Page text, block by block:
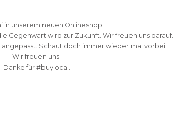
in unserem neuen Onlineshop.
Gegenwart wird zur Zukunft. Wir freuen uns darauf.
Schaut doch immer wieder mal vorbei.
Wir freuen uns.
Danke für #buylocal.